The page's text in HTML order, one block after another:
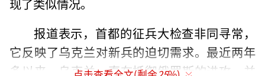
报道表示，首都的征兵大检查非同寻常，
它反映了乌克兰对新兵的迫切需求。最近两年
多以来，乌克兰一直在抵御俄罗斯的进攻，并